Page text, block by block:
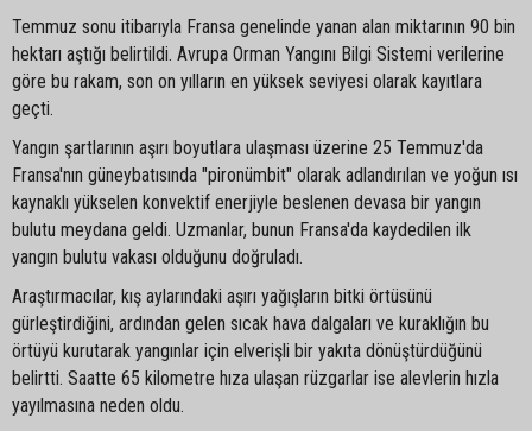
Temmuz sonu itibarıyla Fransa genelinde yanan alan miktarının 90 bin
hektarı aştığı belirtildi. Avrupa Orman Yangını Bilgi Sistemi verilerine
göre bu rakam, son on yılların en yüksek seviyesi olarak kayıtlara
geçti.
Yangın şartlarının aşırı boyutlara ulaşması üzerine 25 Temmuz'da
Fransa'nın güneybatısında "pironümbit" olarak adlandırılan ve yoğun ısı
kaynaklı yükselen konvektif enerjiyle beslenen devasa bir yangın
bulutu meydana geldi. Uzmanlar, bunun Fransa'da kaydedilen ilk
yangın bulutu vakası olduğunu doğruladı.
Araştırmacılar, kış aylarındaki aşırı yağışların bitki örtüsünü
gürleştirdiğini, ardından gelen sıcak hava dalgaları ve kuraklığın bu
örtüyü kurutarak yangınlar için elverişli bir yakıta dönüştürdüğünü
belirtti. Saatte 65 kilometre hıza ulaşan rüzgarlar ise alevlerin hızla
yayılmasına neden oldu.